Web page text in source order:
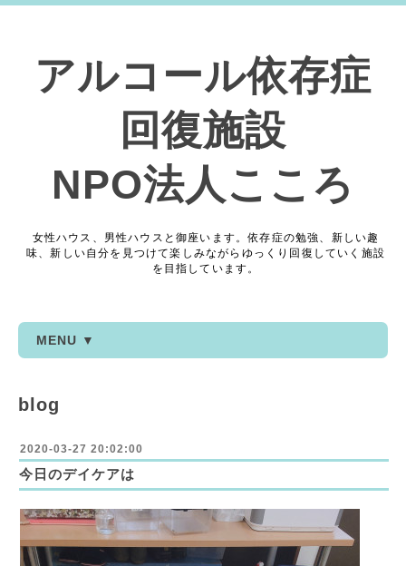
アルコール依存症
回復施設
NPO法人こころ
女性ハウス、男性ハウスと御座います。依存症の勉強、新しい趣
味、新しい自分を見つけて楽しみながらゆっくり回復していく施設
を目指しています。
MENU ▼
blog
2020-03-27 20:02:00
今日のデイケアは